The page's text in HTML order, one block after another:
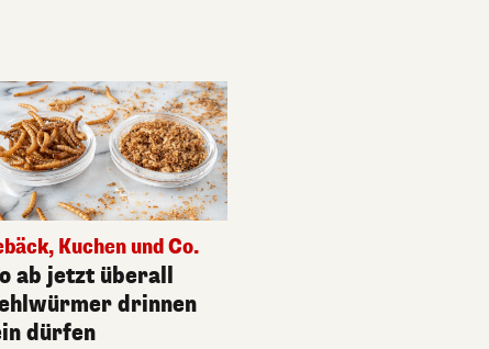
Kuchen und Co.
ab jetzt überall
drinnen
dürfen